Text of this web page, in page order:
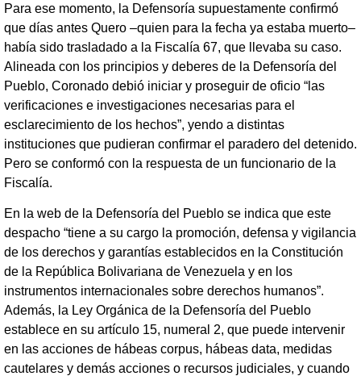
Para ese momento, la Defensoría supuestamente confirmó
que días antes Quero –quien para la fecha ya estaba muerto–
había sido trasladado a la Fiscalía 67, que llevaba su caso.
Alineada con los principios y deberes de la Defensoría del
Pueblo, Coronado debió iniciar y proseguir de oficio “las
verificaciones e investigaciones necesarias para el
esclarecimiento de los hechos”, yendo a distintas
instituciones que pudieran confirmar el paradero del detenido.
Pero se conformó con la respuesta de un funcionario de la
Fiscalía.
En la web de la Defensoría del Pueblo se indica que este
despacho “tiene a su cargo la promoción, defensa y vigilancia
de los derechos y garantías establecidos en la Constitución
de la República Bolivariana de Venezuela y en los
instrumentos internacionales sobre derechos humanos”.
Además, la Ley Orgánica de la Defensoría del Pueblo
establece en su artículo 15, numeral 2, que puede intervenir
en las acciones de hábeas corpus, hábeas data, medidas
cautelares y demás acciones o recursos judiciales, y cuando